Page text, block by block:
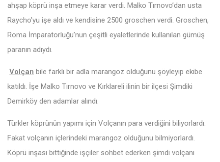
ahşap köprü inşa etmeye karar verdi. Malko Tırnovo’dan usta
Raycho’yu işe aldı ve kendisine 2500 groschen verdi. Groschen,
Roma İmparatorluğu’nun çeşitli eyaletlerinde kullanılan gümüş
paranın adıydı.
Volçan bile farklı bir adla marangoz olduğunu şöyleyip ekibe
katıldı. İşe Malko Tırnovo ve Kırklareli ilinin bir ilçesi Şimdiki
Demirköy den adamlar alındı.
Türkler köprünün yapımı için Volçanın para verdiğini biliyorlardı.
Fakat volçanın içlerindeki marangoz olduğunu bilmiyorlardı.
Köprü inşası bittiğinde işçiler sohbet ederken şimdi volçanı